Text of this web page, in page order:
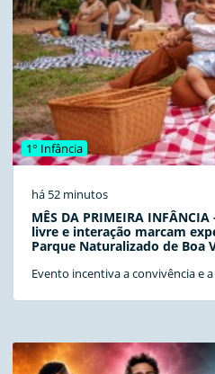
1° Infância
há 52 minutos
MÊS DA PRIMEIRA INFÂNCIA - Natureza, brincadeira
livre e interação marcam
Parque Naturalizado de Boa
Evento incentiva a convivência e